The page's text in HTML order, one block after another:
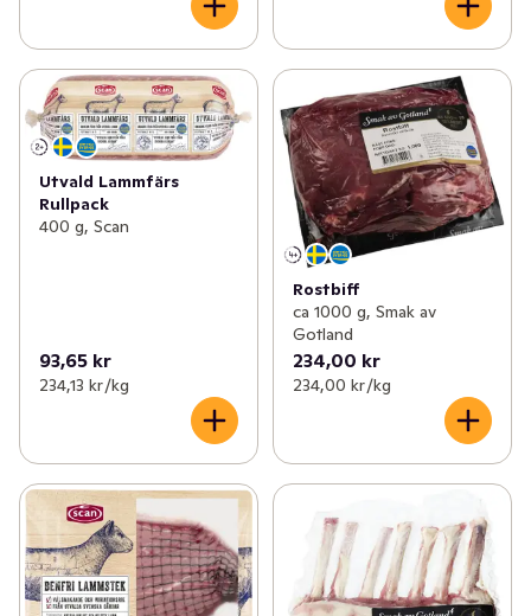
Utvald Lammfärs
Rullpack
400 g, Scan
93,65 kr
234,13 kr /kg
Rostbiff
ca 1000 g, Smak av
Gotland
234,00 kr
234,00 kr /kg